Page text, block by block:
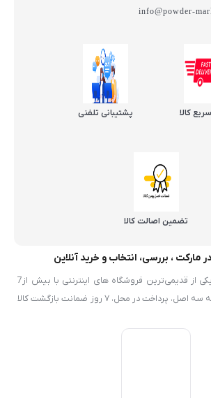
info@powder-
کالا پشتیبانی تلفنی
تضمین اصالت کالا
مارکت ، بررسی، انتخاب و خرید آنلاین
پودر مارکت به عنوان یکی از قدیمی‌ترین فروشگاه های اینترنتی با بیش از7
سال تجربه، با پایبندی به سه اصل، پرداخت در محل، ۷ روز ضمانت بازگشت کالا
شده تا همگام با فروشگاه‌های معتبر ايران، به
ایران تبدیل شود. به محض ورود به سایت پودر